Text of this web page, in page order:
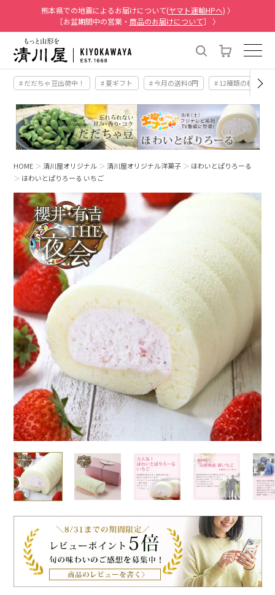
熊本県での地震によるお届けについて(ヤマト運輸HPへ) 〉
［お盆期間中の営業・ 商品のお届けについて］ 〉
# だだちゃ豆出荷中！ # 夏ギフト # 今月の送料0円 # 12種類の桃
HOME 清川屋オリジナル 清川屋オリジナル洋菓子
ほわいとぱりろーる
ほわいとぱりろーる いちご